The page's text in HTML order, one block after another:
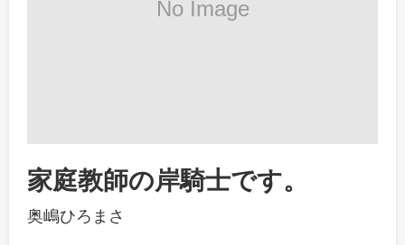
家庭教師の岸騎士です。
奥嶋ひろまさ